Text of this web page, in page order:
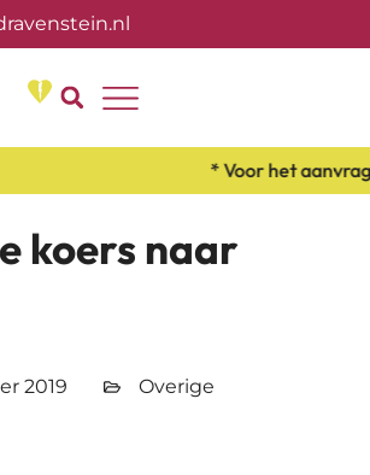
* Voor het
koers naar
2019 Overige